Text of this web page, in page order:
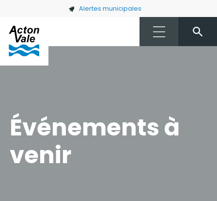
Skip to main content Alertes municipales
Événements à
venir